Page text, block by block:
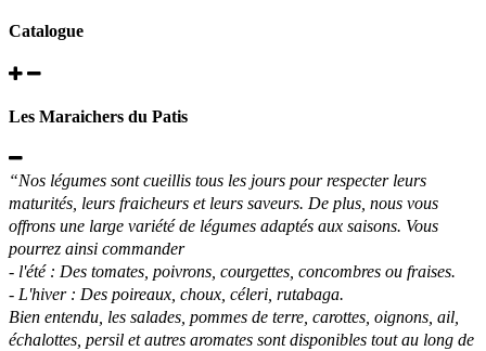
Catalogue
Les Maraichers du Patis
“Nos légumes sont cueillis tous les jours pour respecter leurs
maturités, leurs fraicheurs et leurs saveurs. De plus, nous vous
offrons une large variété de légumes adaptés aux saisons. Vous
pourrez ainsi commander
- l'été : Des tomates, poivrons, courgettes, concombres ou fraises.
- L'hiver : Des poireaux, choux, céleri, rutabaga.
Bien entendu, les salades, pommes de terre, carottes, oignons, ail,
échalottes, persil et autres aromates sont disponibles tout au long de